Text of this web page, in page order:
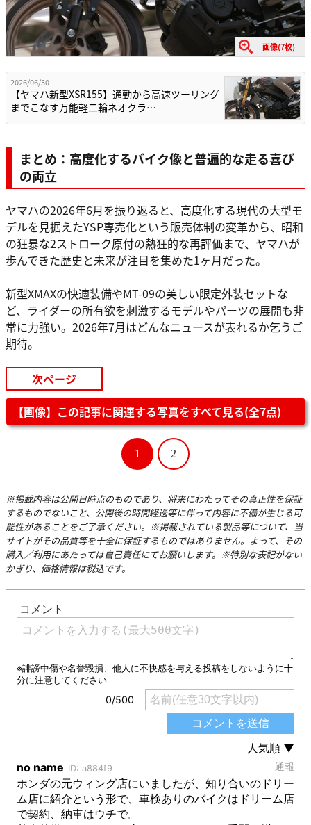
画像(7枚)
2026/06/30
【ヤマハ新型XSR155】通勤から高速ツーリング
までこなす万能軽二輪ネオクラ…
まとめ：高度化するバイク像と普遍的な走る喜び
の両立
ヤマハの2026年6月を振り返ると、高度化する現代の大型モ
デルを見据えたYSP専売化という販売体制の変革から、昭和
の狂暴な2ストローク原付の熱狂的な再評価まで、ヤマハが
歩んできた歴史と未来が注目を集めた1ヶ月だった。
新型XMAXの快適装備やMT-09の美しい限定外装セットな
ど、ライダーの所有欲を刺激するモデルやパーツの展開も非
常に力強い。2026年7月はどんなニュースが表れるか乞うご
期待。
次ページ
【画像】この記事に関連する写真をすべて見る(全7点)
1 2
※掲載内容は公開日時点のものであり、将来にわたってその真正性を保証
するものでないこと、公開後の時間経過等に伴って内容に不備が生じる可
能性があることをご了承ください。※掲載されている製品等について、当
サイトがその品質等を十全に保証するものではありません。よって、その
購入／利用にあたっては自己責任にてお願いします。※特別な表記がない
かぎり、価格情報は税込です。